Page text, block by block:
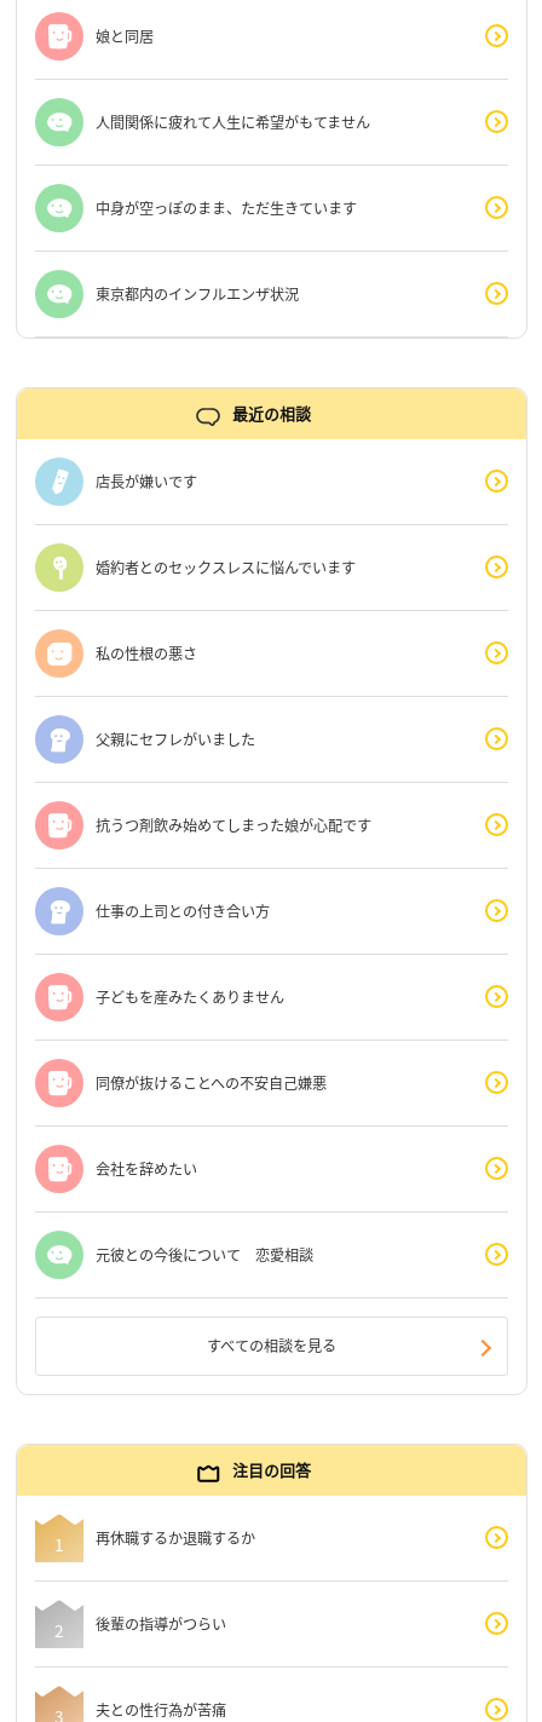
娘と同居
人間関係に疲れて人生に希望がもてません
中身が空っぽのまま、ただ生きています
東京都内のインフルエンザ状況
最近の相談
店長が嫌いです
婚約者とのセックスレスに悩んでいます
私の性根の悪さ
父親にセフレがいました
抗うつ剤飲み始めてしまった娘が心配です
仕事の上司との付き合い方
子どもを産みたくありません
同僚が抜けることへの不安自己嫌悪
会社を辞めたい
元彼との今後について 恋愛相談
すべての相談を見る
注目の回答
再休職するか退職するか
後輩の指導がつらい
夫との性行為が苦痛